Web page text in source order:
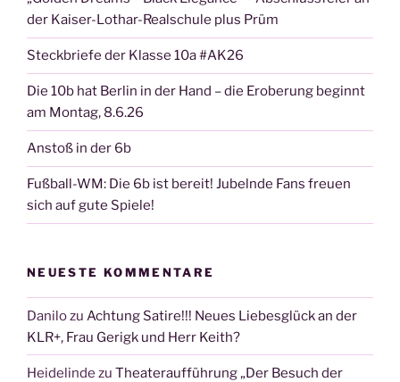
der Kaiser-Lothar-Realschule plus Prüm
Steckbriefe der Klasse 10a #AK26
Die 10b hat Berlin in der Hand – die Eroberung beginnt
am Montag, 8.6.26
Anstoß in der 6b
Fußball-WM: Die 6b ist bereit! Jubelnde Fans freuen
sich auf gute Spiele!
NEUESTE KOMMENTARE
Danilozu Achtung Satire!!! Neues Liebesglück an der
KLR+, Frau Gerigk und Herr Keith?
Heidelinde zu Theateraufführung „Der Besuch der